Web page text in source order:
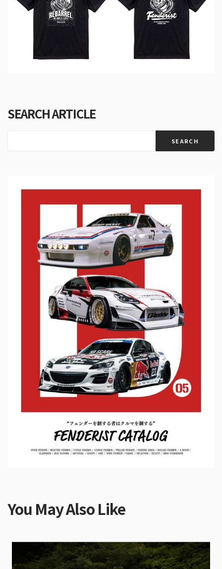
SEARCH ARTICLE
SEARCH
You May Also Like